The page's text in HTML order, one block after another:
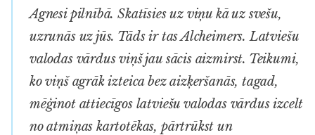
Agnesi pilnībā. Skatīsies uz viņu kā uz svešu,
uzrunās uz jūs. Tāds ir tas Alcheimers. Latviešu
valodas vārdus viņš jau sācis aizmirst. Teikumi,
ko viņš agrāk izteica bez aizķeršanās, tagad,
mēģinot attiecīgos latviešu valodas vārdus izcelt
no atmiņas kartotēkas, pārtrūkst un